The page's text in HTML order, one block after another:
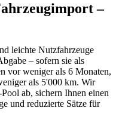
–
leichte Nutzfahrzeuge
– sofern sie als
vor weniger als 6 Monaten,
als 5'000 km. Wir
ab, sichern Ihnen einen
und reduzierte Sätze für